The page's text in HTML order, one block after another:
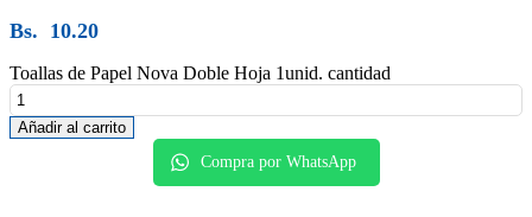
Bs. 10.20
Toallas de Papel Nova Doble Hoja 1unid. cantidad
Añadir al carrito
Compra por WhatsApp